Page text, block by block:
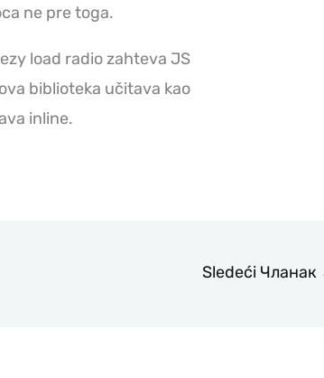
ne pre toga.
load radio zahteva JS
biblioteka učitava kao
inline.
Sledeći Чланак